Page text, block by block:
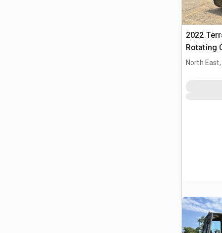
2022
Rotating
North East,